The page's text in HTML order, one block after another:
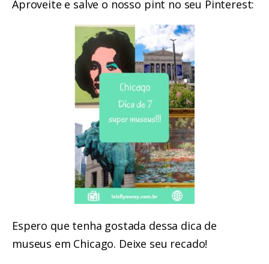
Aproveite e salve o nosso pint no seu Pinterest:
Espero que tenha gostada dessa dica de
museus em Chicago. Deixe seu recado!